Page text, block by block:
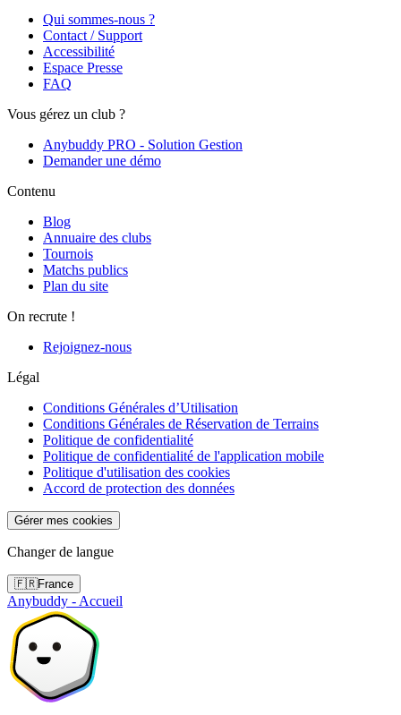
Qui sommes-nous ?
Contact / Support
Accessibilité
Espace Presse
FAQ
Vous gérez un club ?
Anybuddy PRO - Solution Gestion
Demander une démo
Contenu
Blog
Annuaire des clubs
Tournois
Matchs publics
Plan du site
On recrute !
Rejoignez-nous
Légal
Conditions Générales d’Utilisation
Conditions Générales de Réservation de Terrains
Politique de confidentialité
Politique de confidentialité de l'application mobile
Politique d'utilisation des cookies
Accord de protection des données
Gérer mes cookies
Changer de langue
🇫🇷France
Anybuddy - Accueil